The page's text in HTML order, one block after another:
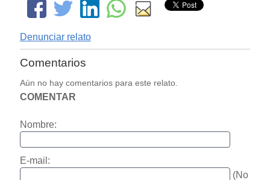
Denunciar relato
Comentarios
Aún no hay comentarios para este relato.
COMENTAR
Nombre:
E-mail:
(No